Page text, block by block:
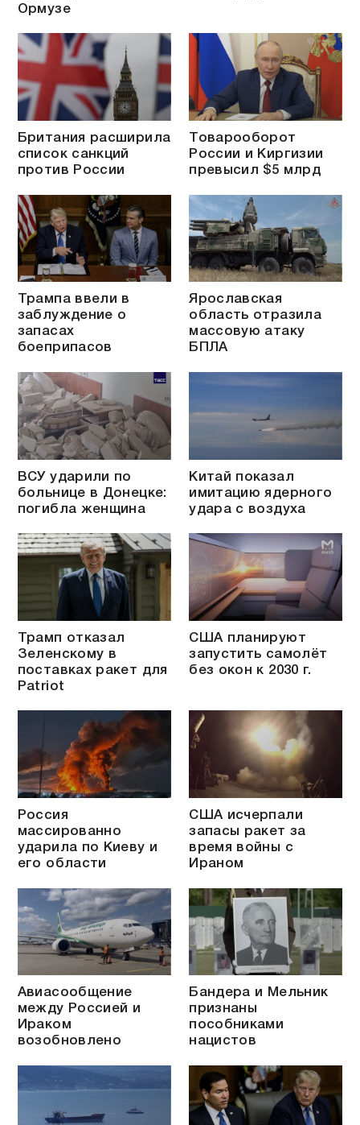
Ормузе
Британия расширила
список санкций
против России
Товарооборот
России и Киргизии
превысил $5 млрд
Трампа ввели в
заблуждение о
запасах
боеприпасов
Ярославская
область отразила
массовую атаку
БПЛА
ВСУ ударили по
больнице в Донецке:
погибла женщина
Китай показал
имитацию ядерного
удара с воздуха
Трамп отказал
Зеленскому в
поставках ракет для
Patriot
США планируют
запустить самолёт
без окон к 2030 г.
Россия
массированно
ударила по Киеву и
его области
США исчерпали
запасы ракет за
время войны с
Ираном
Авиасообщение
между Россией и
Ираком
возобновлено
Бандера и Мельник
признаны
пособниками
нацистов